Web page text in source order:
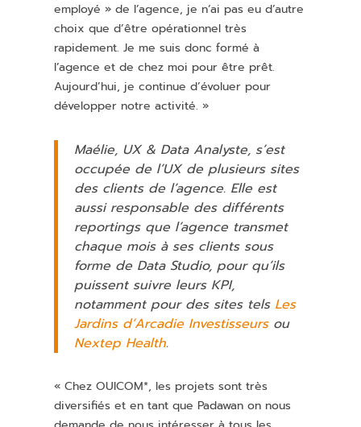
employé » de l’agence, je n’ai pas eu d’autre
choix que d’être opérationnel très
rapidement. Je me suis donc formé à
l’agence et de chez moi pour être prêt.
Aujourd’hui, je continue d’évoluer pour
développer notre activité. »
Maélie, UX & Data Analyste, s’est
occupée de l’UX de plusieurs sites
des clients de l’agence. Elle est
aussi responsable des différents
reportingsque l’agence transmet
chaque mois à ses clients sous
forme de Data Studio, pour qu’ils
puissentsuivre leurs KPI,
notamment pour des sites tels Les
Jardins d’Arcadie Investisseursou
Nextep Health.
« Chez OUICOM*, les projets sont très
diversifiés et en tant que Padawan on nous